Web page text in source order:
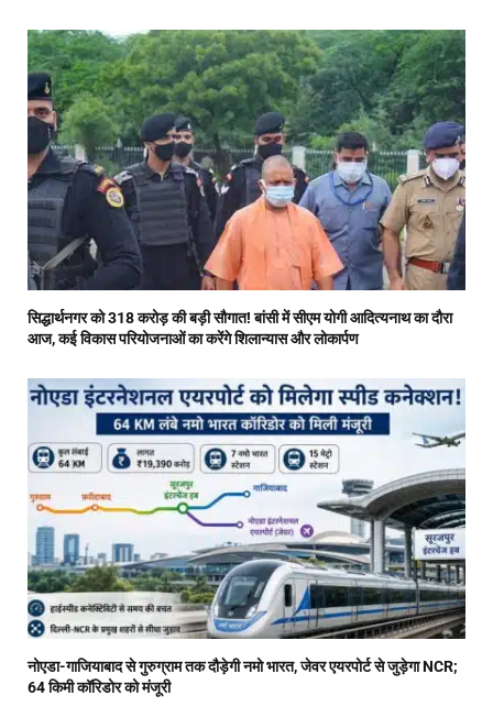
सिद्धार्थनगर को 318 करोड़ की बड़ी सौगात! बांसी में सीएम योगी आदित्यनाथ का दौरा
आज, कई विकास परियोजनाओं का करेंगे शिलान्यास और लोकार्पण
नोएडा-गाजियाबाद से गुरुग्राम तक दौड़ेगी नमो भारत, जेवर एयरपोर्ट से जुड़ेगा NCR;
64 किमी कॉरिडोर को मंजूरी